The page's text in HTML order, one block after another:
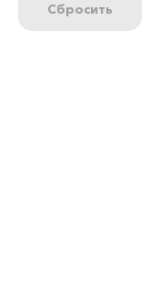
Сбросить